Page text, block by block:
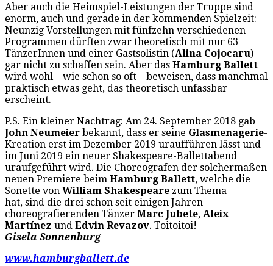
Aber auch die Heimspiel-Leistungen der Truppe sind
enorm, auch und gerade in der kommenden Spielzeit:
Neunzig Vorstellungen mit fünfzehn verschiedenen
Programmen dürften zwar theoretisch mit nur 63
TänzerInnen und einer Gastsolistin (Alina Cojocaru)
gar nicht zu schaffen sein. Aber das Hamburg Ballett
wird wohl ­­– wie schon so oft – beweisen, dass manchmal
praktisch etwas geht, das theoretisch unfassbar
erscheint.
P.S. Ein kleiner Nachtrag: Am 24. September 2018 gab
John Neumeier bekannt, dass er seine Glasmenagerie-
Kreation erst im Dezember 2019 uraufführen lässt und
im Juni 2019 ein neuer Shakespeare-Ballettabend
uraufgeführt wird. Die Choreografen der solchermaßen
neuen Premiere beim Hamburg Ballett, welche die
Sonette von William Shakespeare zum Thema
hat, sind die drei schon seit einigen Jahren
choreografierenden Tänzer Marc Jubete, Aleix
Martínez und Edvin Revazov. Toitoitoi!
Gisela Sonnenburg
www.hamburgballett.de